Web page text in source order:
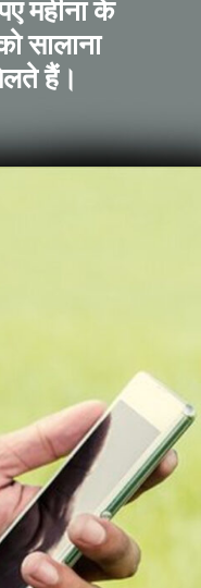
महीना के
सालाना
हैं।